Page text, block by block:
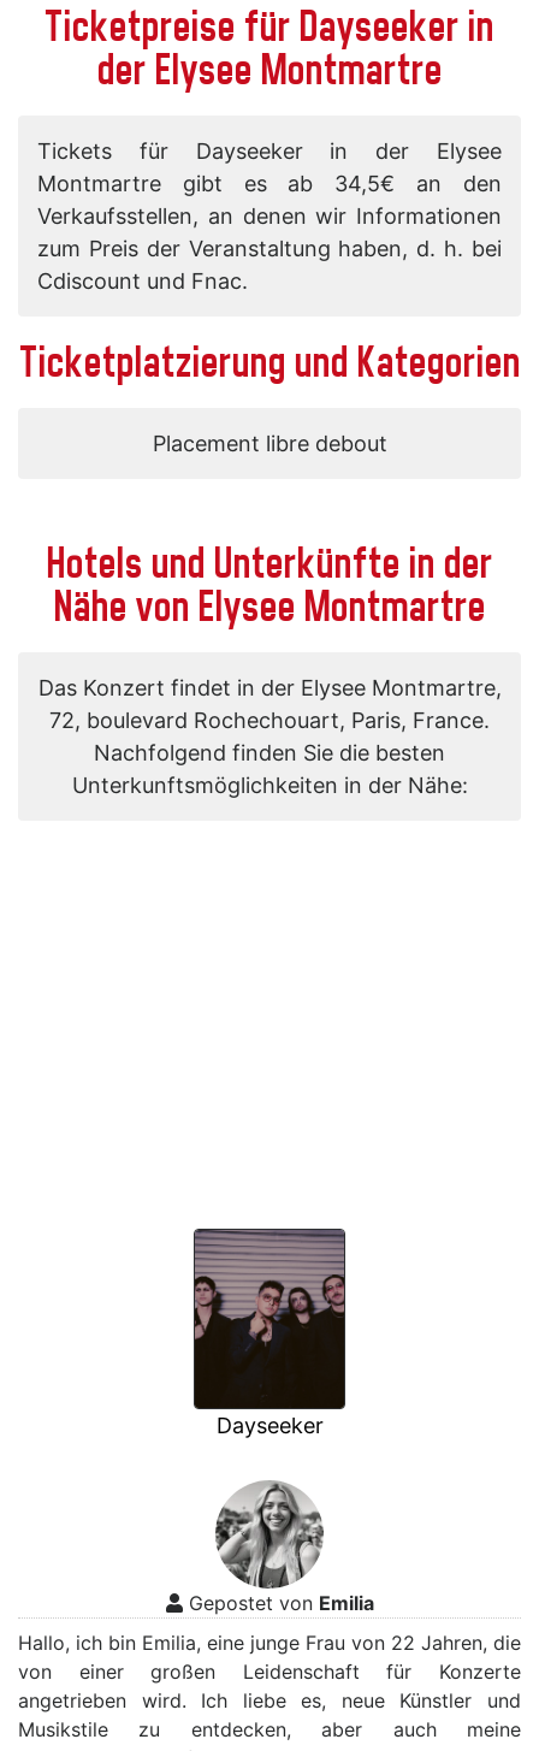
Ticketpreise für Dayseeker in
der Elysee Montmartre
Tickets für Dayseeker in der Elysee
Montmartre gibt es ab 34,5€ an den
Verkaufsstellen, an denen wir Informationen
zum Preis der Veranstaltung haben, d. h. bei
Cdiscount und Fnac.
Ticketplatzierung und Kategorien
Placement libre debout
Hotels und Unterkünfte in der
Nähe von Elysee Montmartre
Das Konzert findet in der Elysee Montmartre,
72, boulevard Rochechouart, Paris, France.
Nachfolgend finden Sie die besten
Unterkunftsmöglichkeiten in der Nähe:
Dayseeker
Gepostet von Emilia
Hallo, ich bin Emilia, eine junge Frau von 22 Jahren, die
von einer großen Leidenschaft für Konzerte
angetrieben wird. Ich liebe es, neue Künstler und
Musikstile zu entdecken, aber auch meine